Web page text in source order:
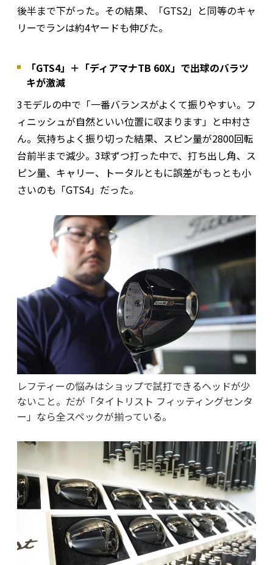
後半まで下がった。その結果、「GTS2」と同等のキャ
リーでランは約4ヤードも伸びた。
「GTS4」＋「ディアマナTB 60X」で出球のバラツ
キが激減
3モデルの中で「一番バランスがよくて振りやすい。フ
ィニッシュが自然といい位置に収まります」と中村さ
ん。気持ちよく振り切った結果、スピン量が2800回転
台前半まで減少。3球ずつ打った中で、打ち出し角、ス
ピン量、キャリー、トータルともに誤差がもっとも小
さいのも「GTS4」だった。
レフティーの悩みはショップで試打できるヘッドが少
ないこと。だが「タイトリスト フィッティングセンタ
ー」なら全スペックが揃っている。